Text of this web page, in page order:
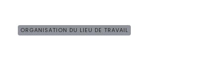
ORGANISATION DU LIEU DE TRAVAIL